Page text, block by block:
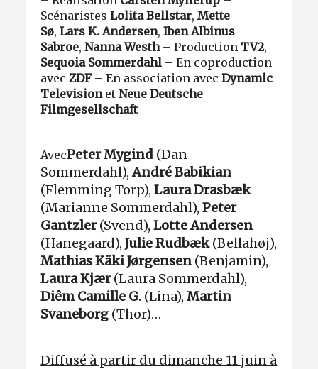
ScénaristesLolita Bellstar, Mette
Sø, Lars K. Andersen, Iben Albinus
Sabroe, Nanna Westh– Production TV2,
Sequoia Sommerdahl – En coproduction
avecZDF– En association avecDynamic
TelevisionetNeue Deutsche
Filmgesellschaft
AvecPeter Mygind (Dan
Sommerdahl),André Babikian
(Flemming Torp),Laura Drasbæk
(Marianne Sommerdahl),Peter
Gantzler(Svend),Lotte Andersen
(Hanegaard),Julie Rudbæk(Bellahøj),
Mathias Käki Jørgensen (Benjamin),
Laura Kjær(Laura Sommerdahl),
Diêm Camille G. (Lina),Martin
Svaneborg (Thor)…
Diffusé à partir du dimanche 11 juin à